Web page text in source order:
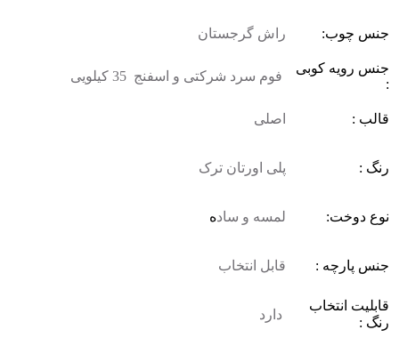
جنس چوب: راش گرجستان
جنس رویه کوبی
:
فوم سرد شرکتی و اسفنج 35 کیلویی
قالب : اصلی
رنگ : پلی اورتان ترک
نوع دوخت: لمسه و ساده
جنس پارچه : قابل انتخاب
قابلیت انتخاب
رنگ :
دارد